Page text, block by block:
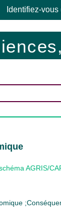
Identifiez-
AGRIS/